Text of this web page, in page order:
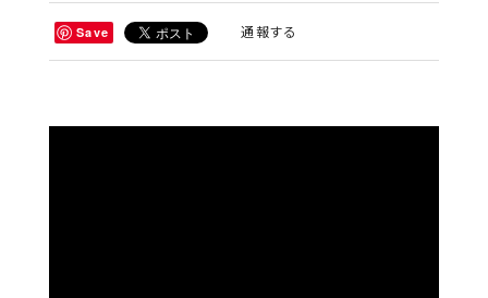
Save 通報する